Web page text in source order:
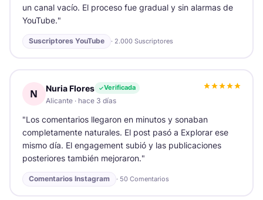
un canal vacío. El proceso fue gradual y sin alarmas de
YouTube."
Suscriptores YouTube · 2.000 Suscriptores
N Nuria Flores Verificada
Alicante· hace 3 días
"Los comentarios llegaron en minutos y sonaban
completamente naturales. El post pasó a Explorar ese
mismo día. El engagement subió y las publicaciones
posteriores también mejoraron."
Comentarios Instagram · 50 Comentarios